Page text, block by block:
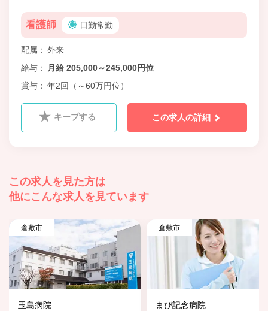
看護師 日勤常勤
配属
外来
給与
月給 205,000～245,000円位
賞与
年2回（～60万円位）
キープする この求人の詳細
この求人を見た方は
他にこんな求人を見ています
倉敷市
玉島病院
倉敷市
まび記念病院